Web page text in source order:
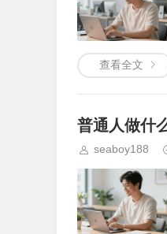
查看全文
普通人做什
seaboy188